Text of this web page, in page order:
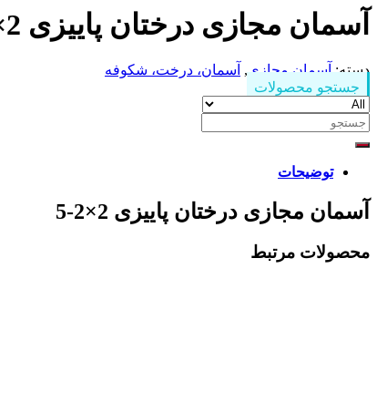
آسمان مجازی درختان پاییزی 2×2-5
دسته:آسمان مجازی, آسمان، درخت، شکوفه
جستجو محصولات
جستجو
توضیحات
آسمان مجازی درختان پاییزی 2×2-5
محصولات مرتبط